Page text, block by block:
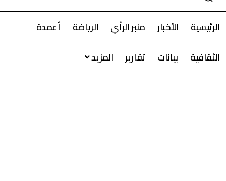
الرئيسية الأخبار منبر الرأي الرياضة
أعمدة
الثقافية
بيانات تقارير المزيد